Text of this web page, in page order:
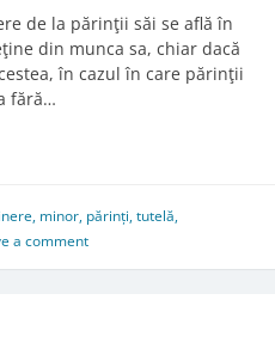
de la părinţii săi se află în
din munca sa, chiar dacă
în cazul în care părinţii
fără…
, minor, părinți,tutelă,
a comment